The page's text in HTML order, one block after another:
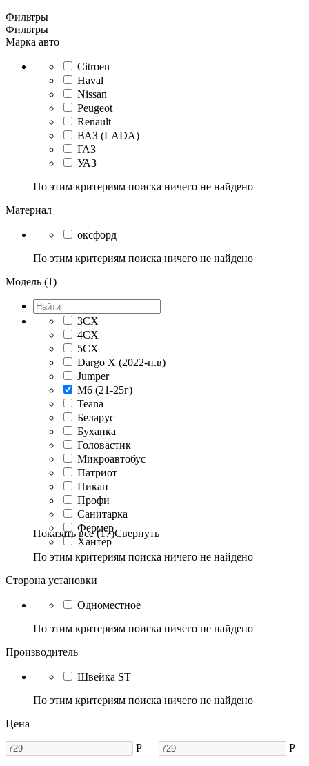
Фильтры
Фильтры
Марка авто
Citroen
Haval
Nissan
Peugeot
Renault
ВАЗ (LADA)
ГАЗ
УАЗ
По этим критериям поиска ничего не найдено
Материал
оксфорд
По этим критериям поиска ничего не найдено
Модель (1)
3CX
4CX
5CX
Dargo X (2022-н.в)
Jumper
M6 (21-25г)
Teana
Беларус
Буханка
Головастик
Микроавтобус
Патриот
Пикап
Профи
Санитарка
Фермер
Хантер
Показать все (17)Свернуть
По этим критериям поиска ничего не найдено
Сторона установки
Одноместное
По этим критериям поиска ничего не найдено
Производитель
Швейка ST
По этим критериям поиска ничего не найдено
Цена
Р – Р